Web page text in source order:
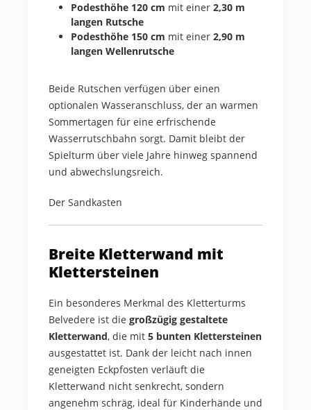
Podesthöhe 120 cm mit einer 2,30 m
langen Rutsche
Podesthöhe 150 cm mit einer 2,90 m
langen Wellenrutsche
Beide Rutschen verfügen über einen
optionalen Wasseranschluss, der an warmen
Sommertagen für eine erfrischende
Wasserrutschbahn sorgt. Damit bleibt der
Spielturm über viele Jahre hinweg spannend
und abwechslungsreich.
Der Sandkasten
Breite Kletterwand mit
Klettersteinen
Ein besonderes Merkmal des Kletterturms
Belvedere ist die großzügig gestaltete
Kletterwand, die mit 5 bunten Klettersteinen
ausgestattet ist. Dank der leicht nach innen
geneigten Eckpfosten verläuft die
Kletterwand nicht senkrecht, sondern
angenehm schräg, ideal für Kinderhände und